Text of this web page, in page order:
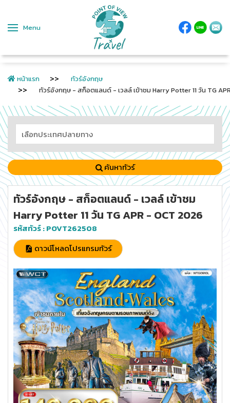
Menu
หน้าแรก
ทัวร์อังกฤษ
ทัวร์อังกฤษ - สก็อตแลนด์ - เวลล์ เข้าชม Harry Potter 11 วัน TG
ค้นหาทัวร์
ทัวร์อังกฤษ - สก็อตแลนด์ - เวลล์ เข้าชม
Harry Potter 11 วัน TG APR - OCT 2026
รหัสทัวร์ :POVT262508
ดาวน์โหลดโปรแกรมทัวร์